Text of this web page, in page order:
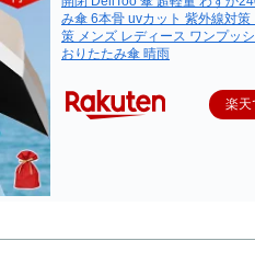
み傘 6本骨 uvカット 紫外線対策
策 メンズ レディース ワンプッ
おりたたみ傘 晴雨
楽天